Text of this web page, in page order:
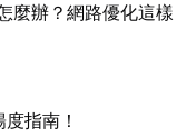
麼辦？網路優化這樣
指南！